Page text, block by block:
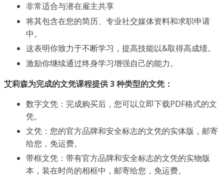
非常适合与潜在雇主共享
将其包含在您的简历、专业社交媒体资料和求职申请
中。
这表明你致力于不断学习，提高技能以&取得高成绩。
激励你继续通过终身学习增强自己的能力。
艾莉森为完成的文凭课程提供 3 种类型的文凭：
数字文凭：完成购买后，您可以立即下载PDF格式的文
凭。
文凭：您的官方品牌和安全标志的文凭的实体版，邮寄
给您，免运费。
带框文凭：带有官方品牌和安全标志的文凭的实物版
本，装在时尚的相框中，邮寄给您，免运费。